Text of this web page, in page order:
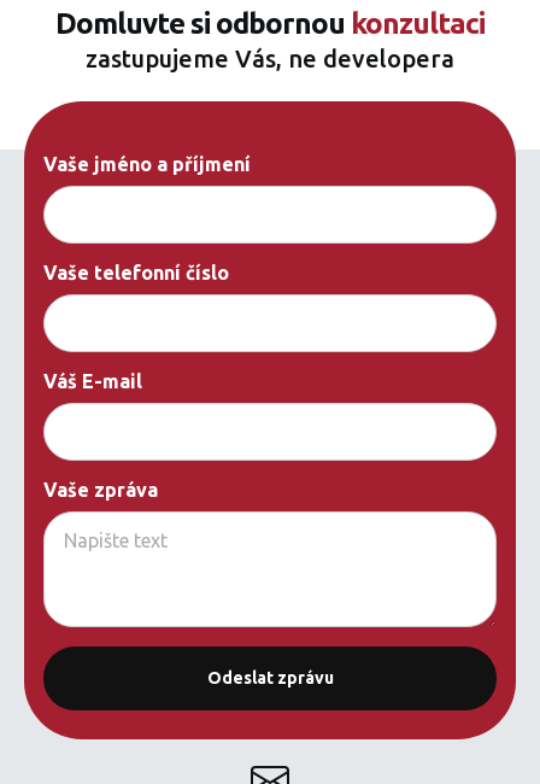
Domluvte si odbornou konzultaci
zastupujeme Vás, ne developera
Vaše jméno a příjmení
Vaše telefonní číslo
Váš E-mail
Vaše zpráva